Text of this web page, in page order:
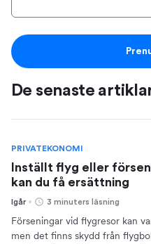
De senaste
PRIVATEKONOMI
Inställt flyg eller
kan du få ersättning
Igår 3 minuters läsning
Förseningar vid flygresor kan
men det finns skydd från